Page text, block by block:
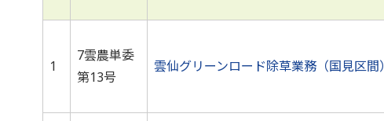
1
7雲農単委
第13号
雲仙グリーンロード除草業務（国見区間）